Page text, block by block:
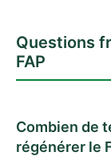
Questions
FAP
Combien de
régénérer le